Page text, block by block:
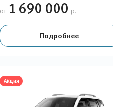
от 1 690 000 р.
Подробнее
Акция